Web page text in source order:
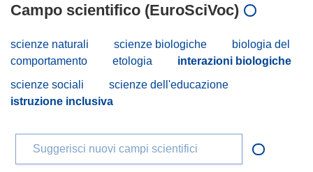
Campo scientifico (EuroSciVoc)
scienze naturali scienze biologiche
biologia del
comportamento
etologia
interazioni biologiche
scienze sociali
scienze dell'educazione
istruzione inclusiva
Suggerisci nuovi campi scientifici